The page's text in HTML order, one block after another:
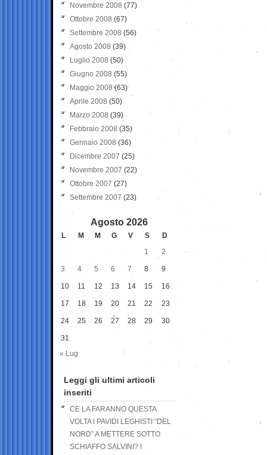
Novembre 2008 (77)
Ottobre 2008 (67)
Settembre 2008 (56)
Agosto 2008 (39)
Luglio 2008 (50)
Giugno 2008 (55)
Maggio 2008(63)
Aprile 2008 (50)
Marzo 2008 (39)
Febbraio 2008 (35)
Gennaio 2008 (36)
Dicembre 2007 (25)
Novembre 2007 (22)
Ottobre 2007 (27)
Settembre 2007 (23)
Agosto 2026
L M M G V S
D
1
2
3 4 5 6 7 8 9
10 11 12 13 14 15 16
17 18 19 20 21 22 23
24 25 26 27 28 29 30
31
« Lug
Leggi gli ultimi articoli
inseriti
CE LA FARANNO QUESTA
VOLTA I PAVIDI LEGHISTI “DEL
NORD” A METTERE SOTTO
SCHIAFFO SALVINI? I